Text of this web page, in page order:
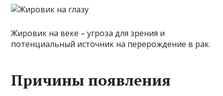
Жировик на веке – угроза для зрения и
потенциальный источник на перерождение в рак.
Причины появления